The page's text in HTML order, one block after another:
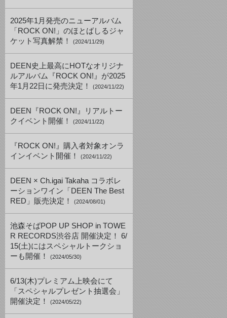
2025年1月発売のニューアルバム
「ROCK ON!」のほとばしるジャ
ケット写真解禁！
(2024/11/29)
DEEN史上最高にHOTなオリジナ
ルアルバム『ROCK ON!』が2025
年1月22日に発売決定！
(2024/11/22)
DEEN『ROCK ON!』リアルトー
クイベント開催！
(2024/11/22)
『ROCK ON!』購入者対象オンラ
インイベント開催！
(2024/11/22)
DEEN × Ch.igai Takaha コラボレ
ーションワイン「DEEN The Best
RED」販売決定！
(2024/08/01)
池森そばPOP UP SHOP in TOWE
R RECORDS渋谷店 開催決定！ 6/
15(土)にはスペシャルトークショ
ーも開催！
(2024/05/30)
6/13(木)プレミアム上映会にて
「スペシャルプレゼント抽選会」
開催決定！
(2024/05/22)